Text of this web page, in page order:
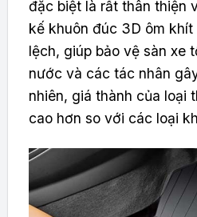
đặc biệt là rất thân thiện
kế khuôn đúc 3D ôm
lệch, giúp bảo vệ sàn xe
nước và các tác nhân
nhiên, giá thành của loại
cao hơn so với các loại